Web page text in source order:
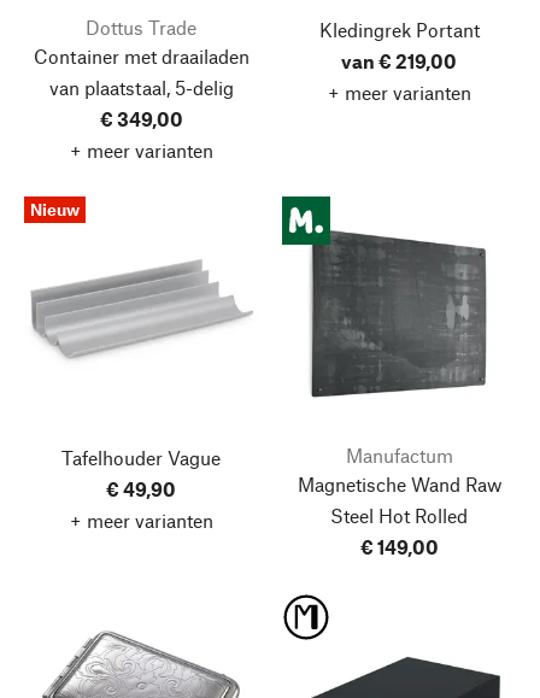
Dottus Trade
Container met draailaden
van plaatstaal, 5-delig
€ 349,00
+ meer varianten
Kledingrek Portant
van € 219,00
+ meer varianten
Nieuw
Tafelhouder Vague
€ 49,90
+ meer varianten
Manufactum
Magnetische Wand Raw
Steel Hot Rolled
€ 149,00